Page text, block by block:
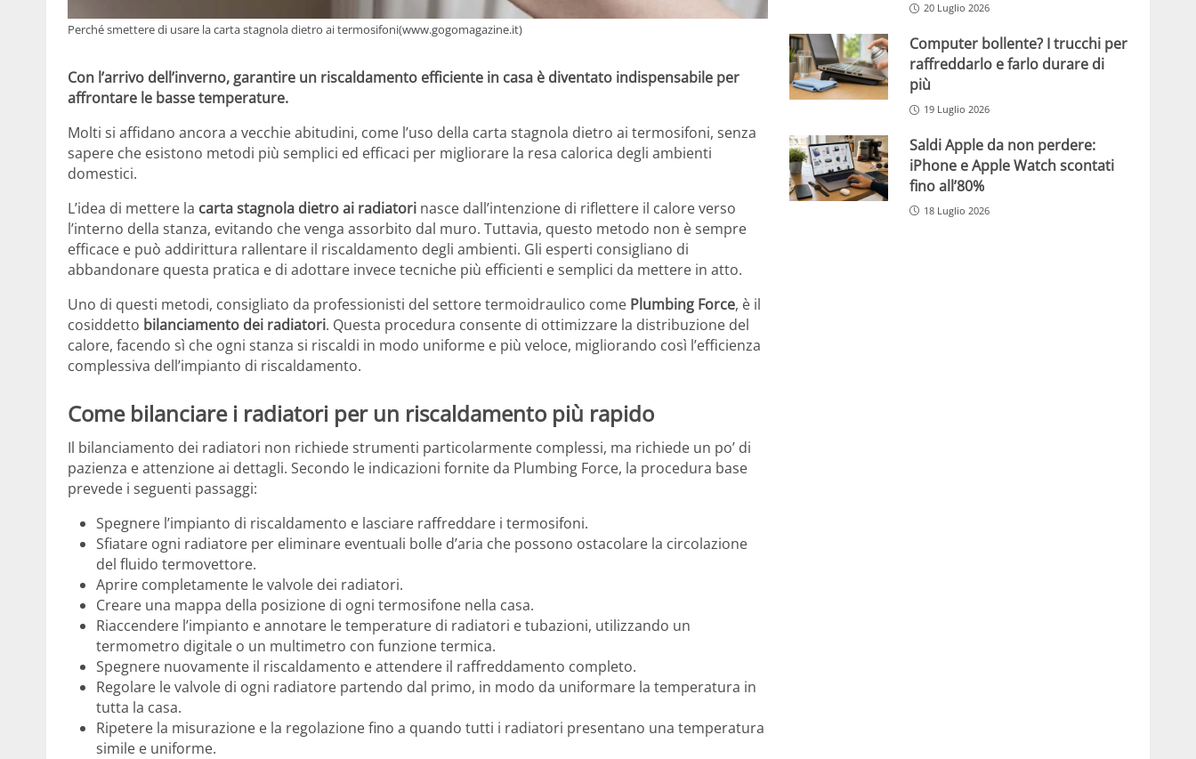
Perché smettere di usare la carta stagnola dietro ai termosifoni(www.gogomagazine.it)
Con l’arrivo dell’inverno, garantire un riscaldamento efficiente in casa è diventato indispensabile per
affrontare le basse temperature.
Molti si affidano ancora a vecchie abitudini, come l’uso della carta stagnola dietro ai termosifoni, senza
sapere che esistono metodi più semplici ed efficaci per migliorare la resa calorica degli ambienti
domestici.
L’idea di mettere la carta stagnola dietro ai radiatori nasce dall’intenzione di riflettere il calore verso
l’interno della stanza, evitando che venga assorbito dal muro. Tuttavia, questo metodo non è sempre
efficace e può addirittura rallentare il riscaldamento degli ambienti. Gli esperti consigliano di
abbandonare questa pratica e di adottare invece tecniche più efficienti e semplici da mettere in atto.
Uno di questi metodi, consigliato da professionisti del settore termoidraulico come Plumbing Force, è il
cosiddetto bilanciamento dei radiatori. Questa procedura consente di ottimizzare la distribuzione del
calore, facendo sì che ogni stanza si riscaldi in modo uniforme e più veloce, migliorando così l’efficienza
complessiva dell’impianto di riscaldamento.
Come bilanciare i radiatori per un riscaldamento più rapido
Il bilanciamento dei radiatori non richiede strumenti particolarmente complessi, ma richiede un po’ di
pazienza e attenzione ai dettagli. Secondo le indicazioni fornite da Plumbing Force, la procedura base
prevede i seguenti passaggi:
Spegnere l’impianto di riscaldamento e lasciare raffreddare i termosifoni.
Sfiatare ogni radiatore per eliminare eventuali bolle d’aria che possono ostacolare la circolazione
del fluido termovettore.
Aprire completamente le valvole dei radiatori.
Creare una mappa della posizione di ogni termosifone nella casa.
Riaccendere l’impianto e annotare le temperature di radiatori e tubazioni, utilizzando un
termometro digitale o un multimetro con funzione termica.
Spegnere nuovamente il riscaldamento e attendere il raffreddamento completo.
Regolare le valvole di ogni radiatore partendo dal primo, in modo da uniformare la temperatura in
tutta la casa.
Ripetere la misurazione e la regolazione fino a quando tutti i radiatori presentano una temperatura
simile e uniforme.
20 Luglio 2026
Computer bollente? I trucchi per
raffreddarlo e farlo durare di
più
19 Luglio 2026
Saldi Apple da non perdere:
iPhone e Apple Watch scontati
fino all’80%
18 Luglio 2026